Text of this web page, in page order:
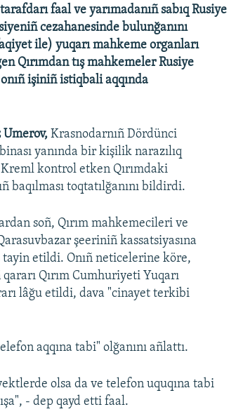
faal ve yarımadanıñ sabıq Rusiye
cezahanesinde bulunğanını
ile) yuqarı mahkeme organları
Qırımdan tış mahkemeler Rusiye
işiniñ istiqbali aqqında
Umerov, Krasnodarnıñ Dördünci
yanında bir kişilik narazılıq
Kreml kontrol etken Qırımdaki
baqılması toqtatılğanını bildirdi.
soñ, Qırım mahkemecileri ve
şeeriniñ kassatsiyasına
tayin etildi. Onıñ neticelerine köre,
Qırım Cumhuriyeti Yuqarı
lâğu etildi, dava "cinayet terkibi
aqqına tabi" olğanını añlattı.
olsa da ve telefon uquqına tabi
- dep qayd etti faal.